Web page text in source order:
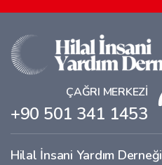
ÇAĞRI MERKEZİ
+90 501 341 1453
Hilal İnsani Yardım Derneği